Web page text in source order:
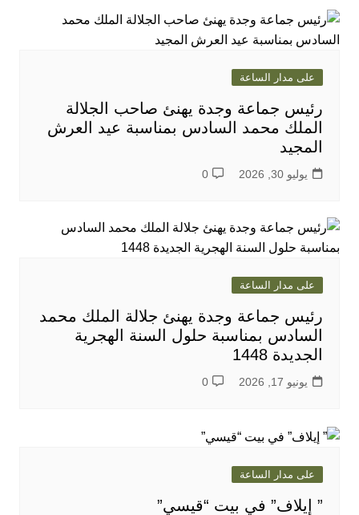
على مدار الساعة
رئيس جماعة وجدة يهنئ صاحب الجلالة
الملك محمد السادس بمناسبة عيد العرش
المجيد
يوليو 30, 2026 0
على مدار الساعة
رئيس جماعة وجدة يهنئ جلالة الملك محمد
السادس بمناسبة حلول السنة الهجرية
الجديدة 1448
يونيو 17, 2026 0
على مدار الساعة
” إيلاف” في بيت “قيسي”